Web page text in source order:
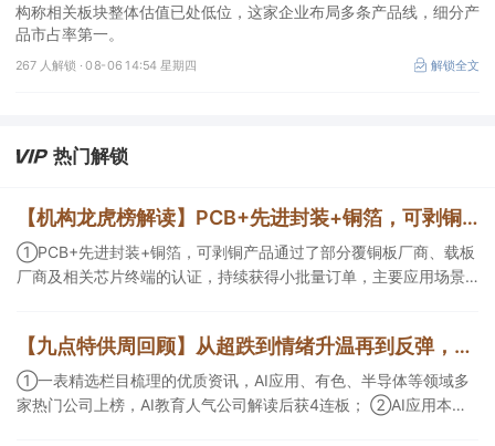
构称相关板块整体估值已处低位，这家企业布局多条产品线，细分产
品市占率第一。
267 人解锁 ·08-06 14:54 星期四 解锁全文
热门解锁
【机构龙虎榜解读】PCB+先进封装+铜箔，可剥铜产品通过了部分覆铜板厂商、载板厂商及相关芯片终端的认证，持续获得小批量订单，主要应用场景包括芯片封装光模块用PCB，机构大额净买入这家公司
①PCB+先进封装+铜箔，可剥铜产品通过了部分覆铜板厂商、载板
厂商及相关芯片终端的认证，持续获得小批量订单，主要应用场景
等方面具有丰富经验，具备承接细胞与基因治疗产品商业化受托生
产的合规资质，这家公司获净买入。
【九点特供周回顾】从超跌到情绪升温再到反弹，栏目梳理AI应用题材逻辑，AI教育人气公司解读后获4连板
①一表精选栏目梳理的优质资讯，AI应用、有色、半导体等领域多
家热门公司上榜，AI教育人气公司解读后获4连板； ②AI应用本周